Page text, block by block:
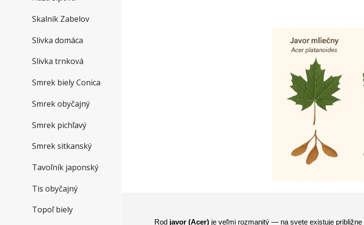
Skalník Zabelov
Slivka domáca
Slivka trnková
Smrek biely Conica
Smrek obyčajný
Smrek pichľavý
Smrek sitkanský
Tavoľník japonský
Tis obyčajný
Topoľ biely
Rod javor (Acer) je veľmi rozmanitý — na svete existuje približne